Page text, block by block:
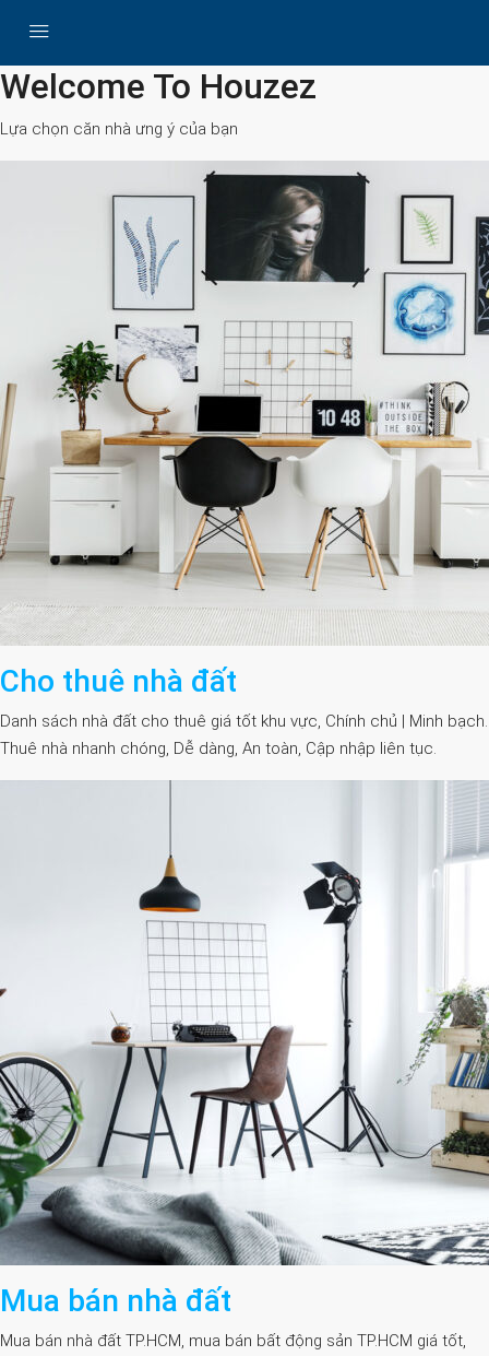
Search
Welcome To Houzez
Lựa chọn căn nhà ưng ý của bạn
Cho thuê nhà đất
Danh sách nhà đất cho thuê giá tốt khu vực, Chính chủ | Minh bạch.
Thuê nhà nhanh chóng, Dễ dàng, An toàn, Cập nhập liên tục.
Mua bán nhà đất
Mua bán nhà đất TP.HCM, mua bán bất động sản TP.HCM giá tốt,